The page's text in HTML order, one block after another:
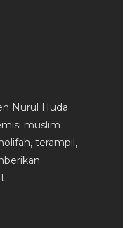
Nurul Huda
muslim
terampil,